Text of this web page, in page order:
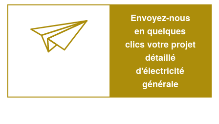
Envoyez-nous
en quelques
clics votre projet
détaillé
d'électricité
générale